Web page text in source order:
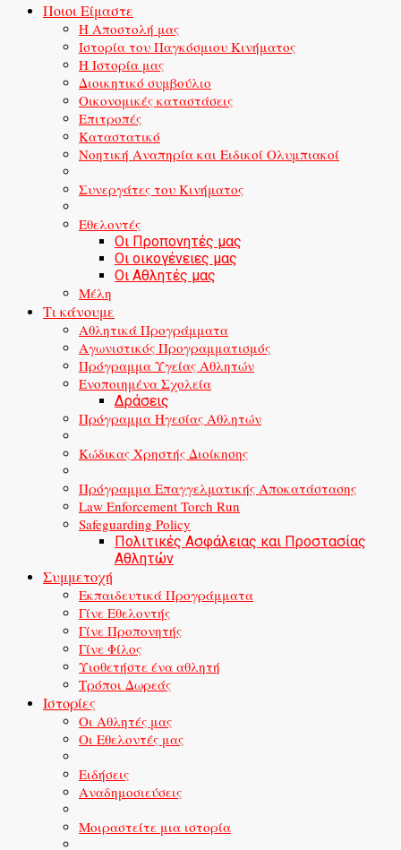
Ποιοι Είμαστε
Η Αποστολή μας
Ιστορία του Παγκόσμιου Κινήματος
Η Ιστορία μας
Διοικητικό συμβούλιο
Οικονομικές καταστάσεις
Επιτροπές
Καταστατικό
Νοητική Αναπηρία και Ειδικοί Ολυμπιακοί
Συνεργάτες του Κινήματος
Εθελοντές
Οι Προπονητές μας
Οι οικογένειες μας
Οι Αθλητές μας
Μέλη
Τι κάνουμε
Αθλητικά Προγράμματα
Αγωνιστικός Προγραμματισμός
Πρόγραμμα Υγείας Αθλητών
Ενοποιημένα Σχολεία
Δράσεις
Πρόγραμμα Ηγεσίας Αθλητών
Κώδικας Χρηστής Διοίκησης
Πρόγραμμα Επαγγελματικής Αποκατάστασης
Law Enforcement Torch Run
Safeguarding Policy
Πολιτικές Ασφάλειας και Προστασίας
Αθλητών
Συμμετοχή
Εκπαιδευτικά Προγράμματα
Γίνε Εθελοντής
Γίνε Προπονητής
Γίνε Φίλος
Υιοθετήστε ένα αθλητή
Τρόποι Δωρεάς
Ιστορίες
Οι Αθλητές μας
Οι Εθελοντές μας
Ειδήσεις
Αναδημοσιεύσεις
Μοιραστείτε μια ιστορία